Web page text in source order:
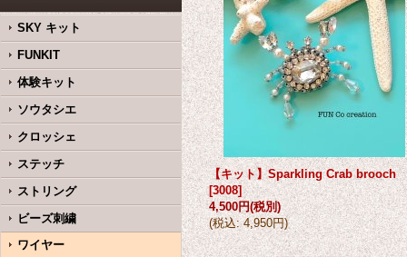
SKY キット
FUNKIT
体験キット
ソウタシエ
クロッシェ
ステッチ
ストリング
ビーズ刺繍
ワイヤー
【キット】Sparkling Crab brooch
[3008]
4,500円(税別)
(税込: 4,950円)